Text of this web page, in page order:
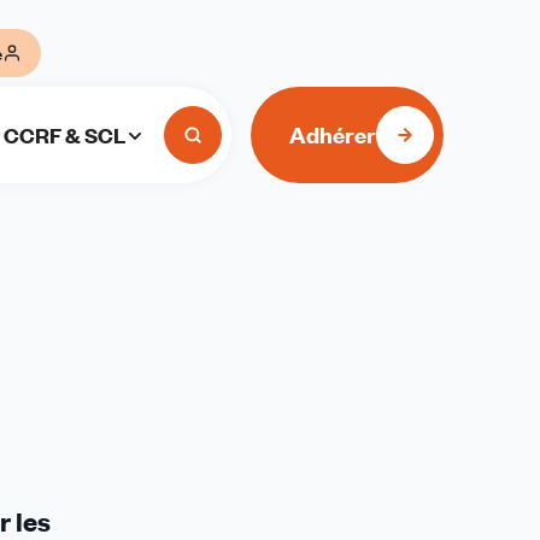
CCRF & SCL Adhérer
les